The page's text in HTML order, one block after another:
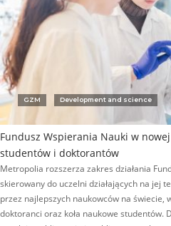
GZM Development and science
Fundusz Wspierania Nauki w
studentów i doktorantów
Metropolia rozszerza zakres działania
skierowany do uczelni działających na jej
przez najlepszych naukowców na świecie,
doktoranci oraz koła naukowe studentów.